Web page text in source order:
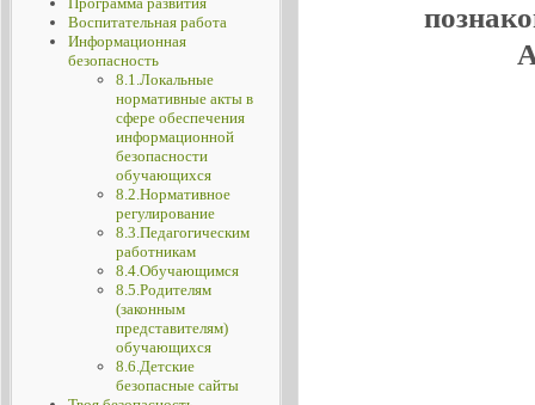
Воспитательная работа
Информационная
безопасность
8.1.Локальные
нормативные акты в
сфере обеспечения
информационной
безопасности
обучающихся
8.2.Нормативное
регулирование
8.3.Педагогическим
работникам
8.4.Обучающимся
8.5.Родителям
(законным
представителям)
обучающихся
8.6.Детские
безопасные сайты